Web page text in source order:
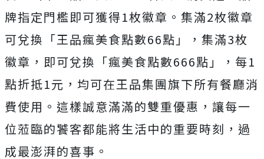
牌指定門檻即可獲得1枚徽章。集滿2枚徽章
可兌換「王品瘋美食點數66點」，集滿3枚
徽章，即可兌換「瘋美食點數666點」，每1
點折抵1元，均可在王品集團旗下所有餐廳消
費使用。這樣誠意滿滿的雙重優惠，讓每一
位蒞臨的饕客都能將生活中的重要時刻，過
成最澎湃的喜事。